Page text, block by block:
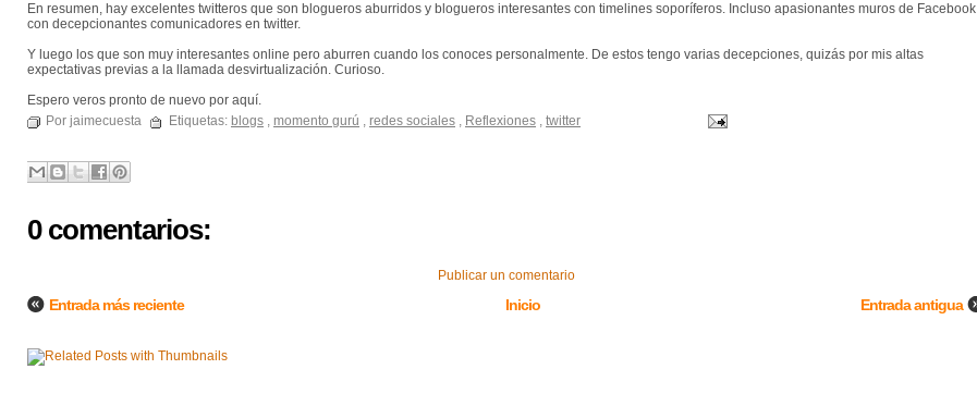
En resumen, hay excelentes twitteros que son blogueros aburridos y blogueros interesantes con timelines soporíferos. Incluso apasionantes muros de Facebook
con decepcionantes comunicadores en twitter.
Y luego los que son muy interesantes online pero aburren cuando los conoces personalmente. De estos tengo varias decepciones, quizás por mis altas
expectativas previas a la llamada desvirtualización. Curioso.
Espero veros pronto de nuevo por aquí.
Por jaimecuesta
Etiquetas: blogs , momento gurú , redes sociales , Reflexiones , twitter
0 comentarios:
Publicar un comentario
Entrada más reciente Entrada antigua
Inicio